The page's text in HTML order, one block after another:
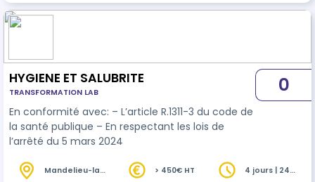
HYGIENE ET SALUBRITE
TRANSFORMATION LAB
En conformité avec: – L’article R.1311-3 du code de
la santé publique – En respectant les lois de
l’arrêté du 5 mars 2024
0
Mandelieu-la-
> 450€ HT
4 jours | 24